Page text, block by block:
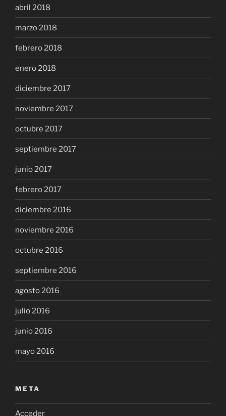
abril 2018
marzo 2018
febrero 2018
enero 2018
diciembre 2017
noviembre 2017
octubre 2017
septiembre 2017
junio 2017
febrero 2017
diciembre 2016
noviembre 2016
octubre 2016
septiembre 2016
agosto 2016
julio 2016
junio 2016
mayo 2016
META
Acceder